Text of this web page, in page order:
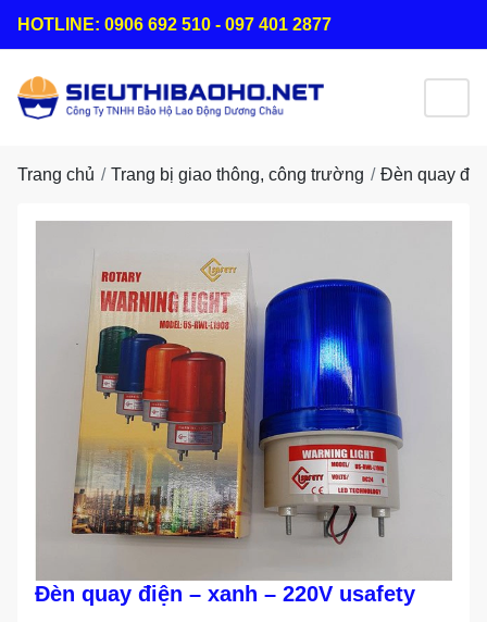
HOTLINE: 0906 692 510 - 097 401 2877
Trang chủ Trang bị giao thông, công trường Đèn quay
Đèn quay điện – xanh – 220V usafety